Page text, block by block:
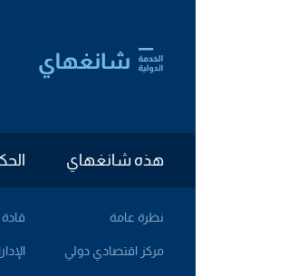
هذه شانغهاي
نظرة عامة
مركز اقتصادي دولي
قادة